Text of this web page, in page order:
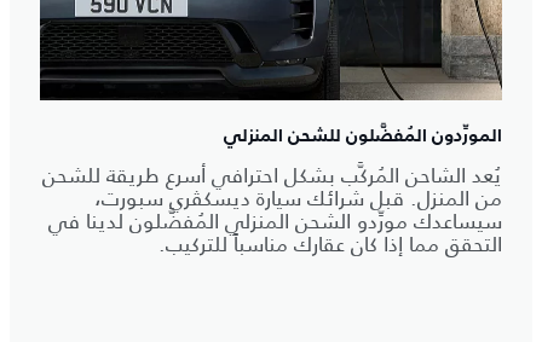
المورِّدون المُفضَّلون للشحن المنزلي
يُعد الشاحن المُركَّب بشكل احترافي أسرع طريقة للشحن
من المنزل. قبل شرائك سيارة ديسكڤري سبورت،
سيساعدك مورِّدو الشحن المنزلي المُفضَّلون لدينا في
التحقق مما إذا كان عقارك مناسباً للتركيب.